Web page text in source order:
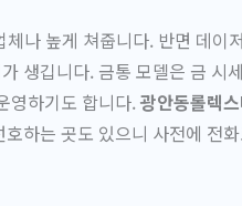
나 높게 쳐줍니다. 반면 데이
생깁니다. 금통 모델은 금 시
영하기도 합니다.광안동롤렉
하는 곳도 있으니 사전에 전